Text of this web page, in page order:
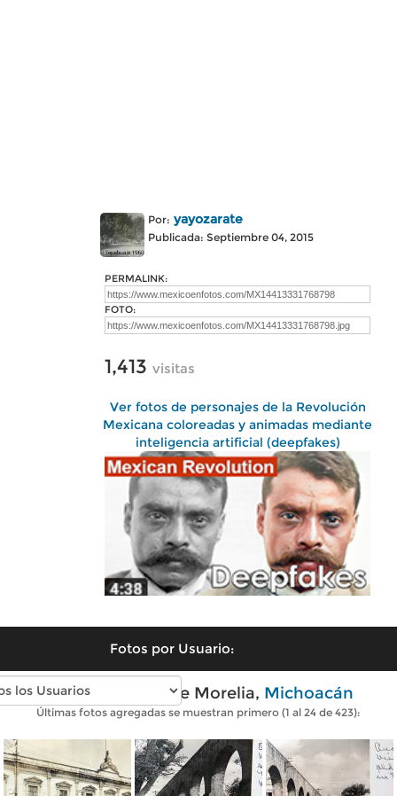
Por: yayozarate
Publicada: Septiembre 04, 2015
PERMALINK:
FOTO:
1,413 visitas
Ver fotos de personajes de la Revolución
Mexicana coloreadas y animadas mediante
inteligencia artificial (deepfakes)
Fotos por Usuario:
Fotos antiguas de Morelia, Michoacán
Últimas fotos agregadas se muestran primero (1 al 24 de 423):